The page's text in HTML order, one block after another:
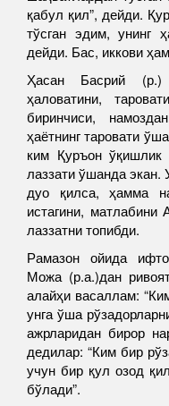
қабул қил”, дейди.
тўсган эдим, унинг
дейди. Бас, иккови
Ҳасан Басрий (р.)
ҳаловатини,
биринчиси,
ҳаётнинг таровати
ким Қуръон ўқишлик
лаззати ўшанда экан.
дуо қилса, ҳамма
истагини,
лаззатни топибди.
Рамазон ойида
Можа (р.а.)дан
алайҳи васаллам:
унга ўша
ажрларидан бирор
дедилар: “Ким бир
учун бир қул озод
бўлади”.